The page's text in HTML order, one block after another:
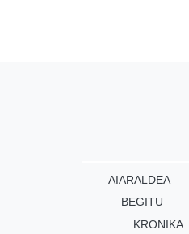
AIARALDEA
BEGITU
KRONIKA